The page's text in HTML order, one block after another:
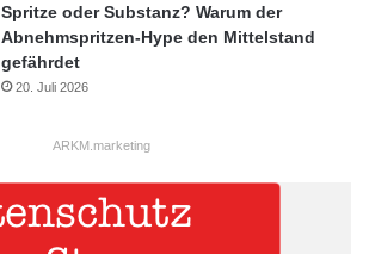
Spritze oder Substanz? Warum der
Abnehmspritzen-Hype den Mittelstand
gefährdet
20. Juli 2026
ARKM.marketing